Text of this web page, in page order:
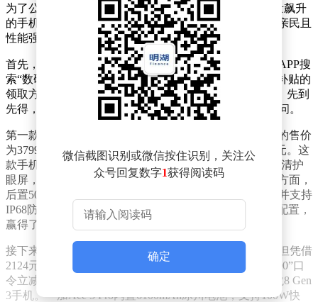
为了公众热议的焦点。本文将为您介绍四款在5月份销量飙升
的手机，它们均配备了16GB+512GB的存储空间，价格亲民且
性能强劲，看看它们是否符合您的期待。
首先，想要领取手机数码产品的国家补贴，只需在京东APP搜
索“数码省2000”，即可享受立减2000元的优惠；而家电补贴的
领取方式则是在京东APP搜索“家电省2000”。名额有限，先到
先得，建议用户提前搜索并保存口令，以便日后快速访问。
第一款推荐的是荣耀GT Pro，其16GB+512GB版本目前的售价
为3799元，通过京东APP搜索“手机省500”还可再减500元。这
款手机搭载了骁龙8至尊领先版处理器，配备6.78英寸高清护
眼屏，内置7200mAh大容量电池，支持90W快充。拍照方面，
后置5000万像素专业三摄，前置也达到了5000万像素，并支持
IP68防水。荣耀GT Pro凭借其高性价比和媲美高端机的配置，
赢得了不少消费者的青睐。
接下来是一加Ace 3 Pro，这款手机虽然已上市11个月，但凭借
2124元的亲民价格（16GB+512GB版本，通过“手机省500”口
令立减500元），成为了2000价位段中最具性价比的骁龙8 Gen
3手机。一加Ace 3 Pro内置6100mAh冰川电池，支持100W快
微信截图识别或微信按住识别，关注公
众号回复数字1获得阅读码
确定